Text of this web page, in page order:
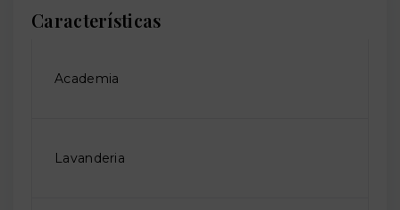
Características
Academia
Lavanderia